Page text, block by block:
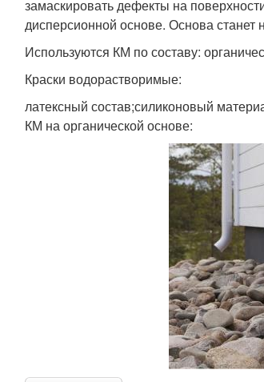
замаскировать дефекты на
дисперсионной основе. Основа станет
Используются КМ по составу:
Краски водорастворимые:
латексный состав;силиконовый
КМ на органической основе: